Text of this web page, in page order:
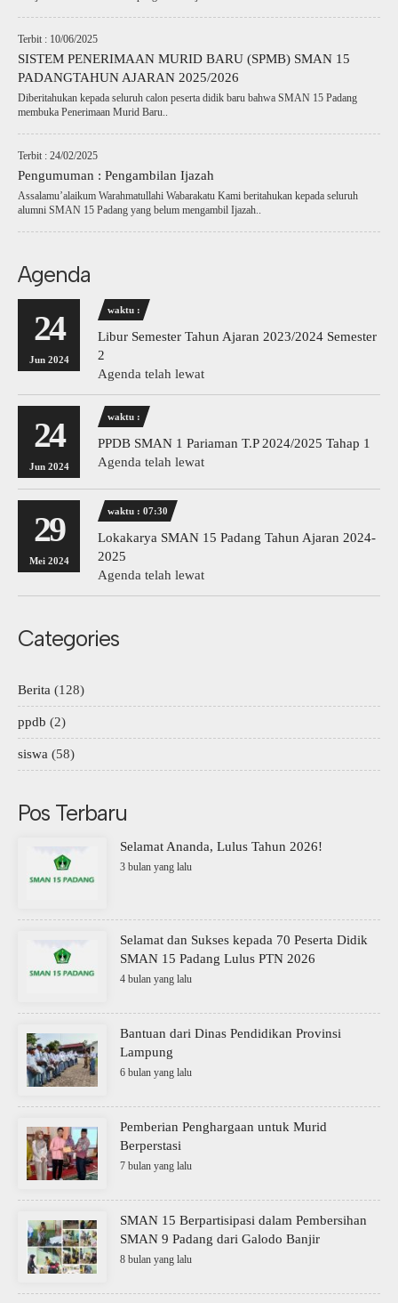
Terbit : 10/06/2025
SISTEM PENERIMAAN MURID BARU (SPMB) SMAN 15
PADANGTAHUN AJARAN 2025/2026
Diberitahukan kepada seluruh calon peserta didik baru bahwa SMAN 15 Padang
membuka Penerimaan Murid Baru..
Terbit : 24/02/2025
Pengumuman : Pengambilan Ijazah
Assalamu’alaikum Warahmatullahi Wabarakatu Kami beritahukan kepada seluruh
alumni SMAN 15 Padang yang belum mengambil Ijazah..
Agenda
24
Jun 2024
waktu :
Libur Semester Tahun Ajaran 2023/2024 Semester
2
Agenda telah lewat
24
Jun 2024
waktu :
PPDB SMAN 1 Pariaman T.P 2024/2025 Tahap 1
Agenda telah lewat
29
Mei 2024
waktu : 07:30
Lokakarya SMAN 15 Padang Tahun Ajaran 2024-
2025
Agenda telah lewat
Categories
Berita (128)
ppdb (2)
siswa (58)
Pos Terbaru
Selamat Ananda, Lulus Tahun 2026!
3 bulan yang lalu
Selamat dan Sukses kepada 70 Peserta Didik
SMAN 15 Padang Lulus PTN 2026
4 bulan yang lalu
Bantuan dari Dinas Pendidikan Provinsi
Lampung
6 bulan yang lalu
Pemberian Penghargaan untuk Murid
Berperstasi
7 bulan yang lalu
SMAN 15 Berpartisipasi dalam Pembersihan
SMAN 9 Padang dari Galodo Banjir
8 bulan yang lalu